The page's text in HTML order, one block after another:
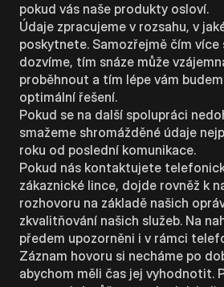
pokud vás naše produkty osloví.
Údaje zpracujeme v rozsahu, v
poskytnete. Samozřejmě čím více
dozvíme, tím snáze může
proběhnout a tím lépe vám
optimální řešení.
Pokud se na další spolupráci
smažeme shromážděné údaje
roku od poslední komunikace.
Pokud nás kontaktujete
zákaznické lince, dojde rovněž k
rozhovoru na základě našich
zkvalitňování našich služeb. Na
předem upozorněni i v rámci
Záznam hovoru si necháme po
abychom měli čas jej vyhodnotit.